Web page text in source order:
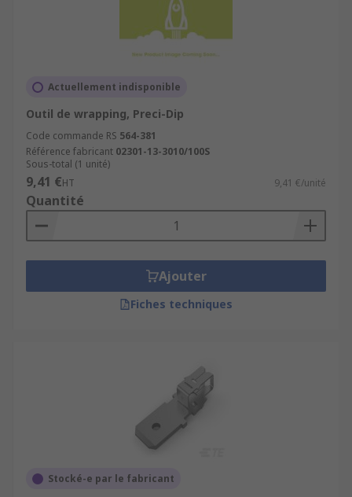
Actuellement indisponible
Outil de wrapping, Preci-Dip
Code commande RS 564-381
Référence fabricant 02301-13-3010/100S
Sous-total (1 unité)
9,41 €HT 9,41 €/unité
Quantité
Ajouter
Fiches techniques
Stocké-e par le fabricant